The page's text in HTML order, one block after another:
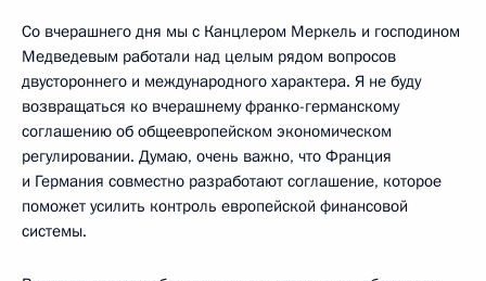
Со вчерашнего дня мы с Канцлером Меркель и господином
Медведевым работали над целым рядом вопросов
двустороннего и международного характера. Я не буду
возвращаться ко вчерашнему франко-германскому
соглашению об общеевропейском экономическом
регулировании. Думаю, очень важно, что Франция
и Германия совместно разработают соглашение, которое
поможет усилить контроль европейской финансовой
системы.